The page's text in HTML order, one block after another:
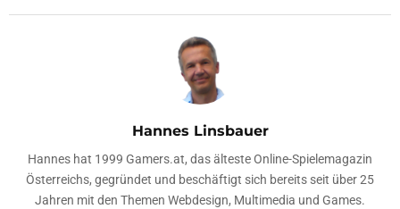
Hannes Linsbauer
Hannes hat 1999 Gamers.at, das älteste Online-Spielemagazin
Österreichs, gegründet und beschäftigt sich bereits seit über 25
Jahren mit den Themen Webdesign, Multimedia und Games.